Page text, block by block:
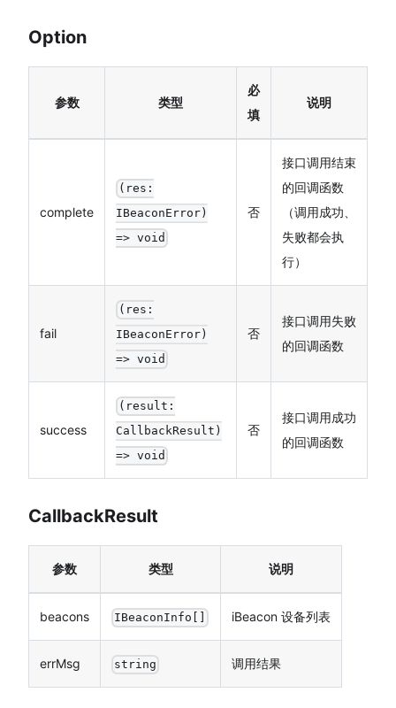
Option
参数 类型
必
填
说明
complete
(res:
IBeaconError)
=> void
否
接口调用结束
的回调函数
（调用成功、
失败都会执
行）
fail
(res:
IBeaconError)
=> void
否
接口调用失败
的回调函数
success
(result:
CallbackResult)
=> void
否
接口调用成功
的回调函数
CallbackResult
参数 类型 说明
beacons IBeaconInfo[] iBeacon 设备列表
errMsg string 调用结果